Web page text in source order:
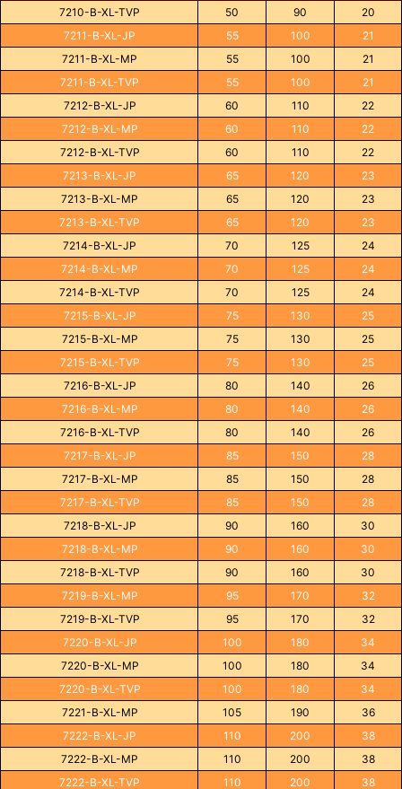
7210-B-XL-TVP
50 90
20
7211-B-XL-JP
55 100
21
7211-B-XL-MP
55 100
21
7211-B-XL-TVP
55 100
21
7212-B-XL-JP
60 110
22
7212-B-XL-MP
60 110
22
7212-B-XL-TVP
60 110
22
7213-B-XL-JP
65 120
23
7213-B-XL-MP
65 120
23
7213-B-XL-TVP
65 120
23
7214-B-XL-JP
70 125
24
7214-B-XL-MP
70 125
24
7214-B-XL-TVP
70 125
24
7215-B-XL-JP
75 130
25
7215-B-XL-MP
75 130
25
7215-B-XL-TVP
75 130
25
7216-B-XL-JP
80 140
26
7216-B-XL-MP
80 140
26
7216-B-XL-TVP
80 140
26
7217-B-XL-JP
85 150
28
7217-B-XL-MP
85 150
28
7217-B-XL-TVP
85 150
28
7218-B-XL-JP
90 160
30
7218-B-XL-MP
90 160
30
7218-B-XL-TVP
90 160
30
7219-B-XL-MP
95 170
32
7219-B-XL-TVP
95 170
32
7220-B-XL-JP
100 180
34
7220-B-XL-MP
100 180
34
7220-B-XL-TVP
100 180
34
7221-B-XL-MP
105 190
36
7222-B-XL-JP
110 200
38
7222-B-XL-MP
110 200
38
7222-B-XL-TVP
110 200 38